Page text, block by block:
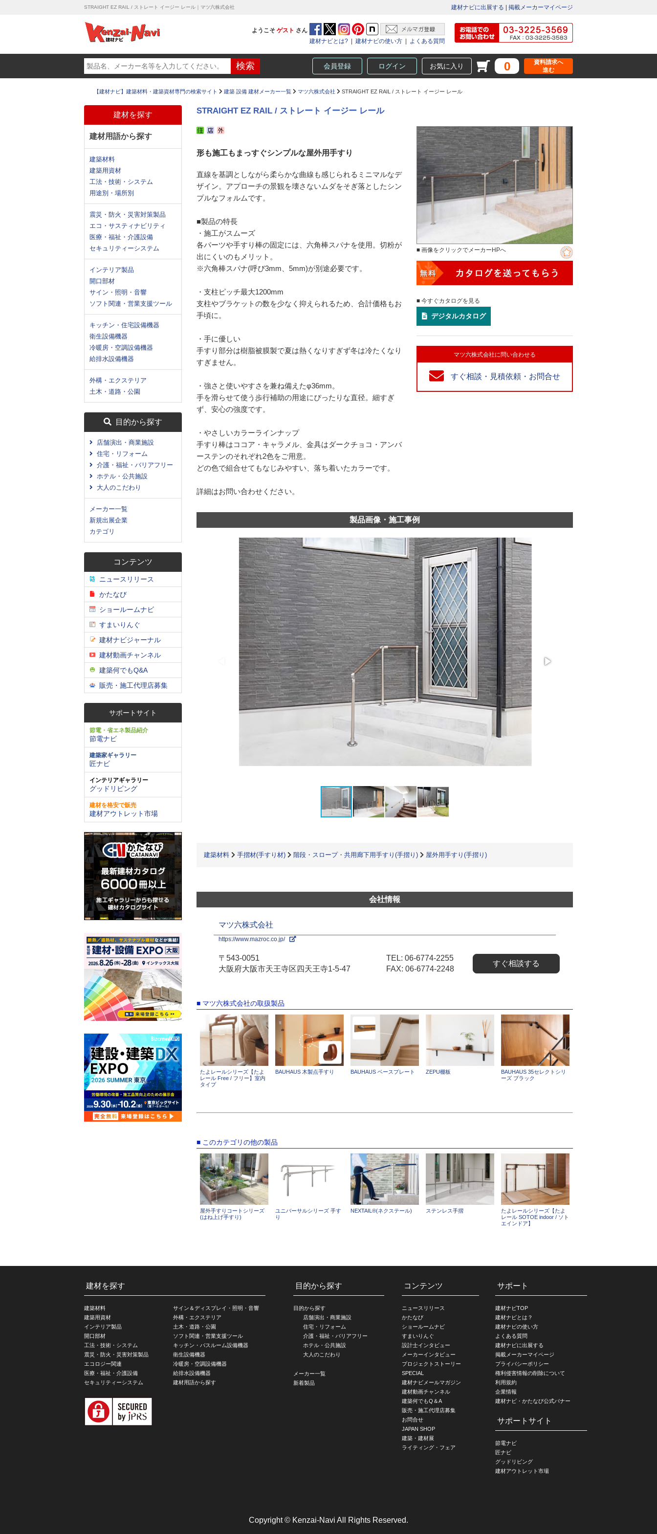
STRAIGHT EZ RAIL / ストレート イージー レール｜マツ六株式会社 建材ナビに出展する 掲載メーカーマイページ
ようこそ ゲスト さん
建材ナビとは?
建材ナビの使い方 よくある質問
会員登録 ログイン お気に入り 0
資料請求へ
進む
【建材ナビ】建築材料・建築資材専門の検索サイト 建築 設備 建材メーカー一覧 マツ六株式会社 STRAIGHT EZ RAIL / ストレート イージー レール
建材を探す
建材用語から探す
建築材料
建築用資材
工法・技術・システム
用途別・場所別
震災・防火・災害対策製品
エコ・サスティナビリティ
医療・福祉・介護設備
セキュリティーシステム
インテリア製品
開口部材
サイン・照明・音響
ソフト関連・営業支援ツール
キッチン・住宅設備機器
衛生設備機器
冷暖房・空調設備機器
給排水設備機器
外構・エクステリア
土木・道路・公園
目的から探す
店舗演出・商業施設
住宅・リフォーム
介護・福祉・バリアフリー
ホテル・公共施設
大人のこだわり
メーカー一覧
新規出展企業
カテゴリ
コンテンツ
ニュースリリース
かたなび
ショールームナビ
すまいりんぐ
建材ナビジャーナル
建材動画チャンネル
建築何でもQ&A
販売・施工代理店募集
サポートサイト
節電・省エネ製品紹介
節電ナビ
建築家ギャラリー
匠ナビ
インテリアギャラリー
グッドリビング
建材を格安で販売
建材アウトレット市場
STRAIGHT EZ RAIL / ストレート イージー レール
形も施工もまっすぐシンプルな屋外用手すり
直線を基調としながら柔らかな曲線も感じられるミニマルなデ
ザイン。アプローチの景観を壊さないムダをそぎ落としたシン
プルなフォルムです。
■製品の特長
・施工がスムーズ
各パーツや手すり棒の固定には、六角棒スパナを使用。切粉が
出にくいのもメリット。
※六角棒スパナ(呼び3mm、5mm)が別途必要です。
・支柱ピッチ最大1200mm
支柱やブラケットの数を少なく抑えられるため、合計価格もお
手頃に。
・手に優しい
手すり部分は樹脂被膜製で夏は熱くなりすぎず冬は冷たくなり
すぎません。
・強さと使いやすさを兼ね備えたφ36mm。
手を滑らせて使う歩行補助の用途にぴったりな直径。細すぎ
ず、安心の強度です。
・やさしいカラーラインナップ
手すり棒はココア・キャラメル、金具はダークチョコ・アンバ
ーステンのそれぞれ2色をご用意。
どの色で組合せてもなじみやすい、落ち着いたカラーです。
詳細はお問い合わせください。
■ 画像をクリックでメーカーHPへ
■ 今すぐカタログを見る
デジタルカタログ
マツ六株式会社に問い合わせる
すぐ相談・見積依頼・お問合せ
製品画像・施工事例
建築材料 手摺材(手すり材) 階段・スロープ・共用廊下用手すり(手摺り) 屋外用手すり(手摺り)
会社情報
マツ六株式会社
https://www.mazroc.co.jp/
〒543-0051
大阪府大阪市天王寺区四天王寺1-5-47
TEL: 06-6774-2255
FAX: 06-6774-2248
すぐ相談する
■ マツ六株式会社の取扱製品
たよレールシリーズ【たよ
レール Free / フリー】室内
タイプ
BAUHAUS 木製点手すり BAUHAUS ベースプレート ZEPU棚板
BAUHAUS 35セレクトシリ
ーズ ブラック
■ このカテゴリの他の製品
屋外手すりコートシリーズ
(はね上げ手すり)
ユニバーサルシリーズ 手す
り
NEXTAIL®(ネクステール) ステンレス手摺
たよレールシリーズ【たよ
レール SOTOE indoor / ソト
エインドア】
建材を探す
建築材料
建築用資材
インテリア製品
開口部材
工法・技術・システム
震災・防火・災害対策製品
エコロジー関連
医療・福祉・介護設備
セキュリティーシステム
サイン＆ディスプレイ・照明・音響
外構・エクステリア
土木・道路・公園
ソフト関連・営業支援ツール
キッチン・バスルーム設備機器
衛生設備機器
冷暖房・空調設備機器
給排水設備機器
建材用語から探す
目的から探す
目的から探す
店舗演出・商業施設
住宅・リフォーム
介護・福祉・バリアフリー
ホテル・公共施設
大人のこだわり
メーカー一覧
新着製品
コンテンツ
ニュースリリース
かたなび
ショールームナビ
すまいりんぐ
設計士インタビュー
メーカーインタビュー
プロジェクトストーリー
SPECIAL
建材ナビメールマガジン
建材動画チャンネル
建築何でもQ＆A
販売・施工代理店募集
お問合せ
JAPAN SHOP
建築・建材展
ライティング・フェア
サポート
建材ナビTOP
建材ナビとは？
建材ナビの使い方
よくある質問
建材ナビに出展する
掲載メーカーマイページ
プライバシーポリシー
権利侵害情報の削除について
利用規約
企業情報
建材ナビ・かたなび公式バナー
サポートサイト
節電ナビ
匠ナビ
グッドリビング
建材アウトレット市場
Copyright © Kenzai-Navi All Rights Reserved.